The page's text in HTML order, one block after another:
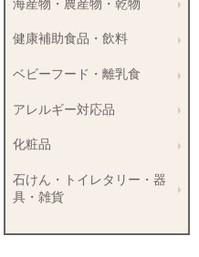
海産物・農産物・乾物
健康補助食品・飲料
ベビーフード・離乳食
アレルギー対応品
化粧品
石けん・トイレタリー・器
具・雑貨